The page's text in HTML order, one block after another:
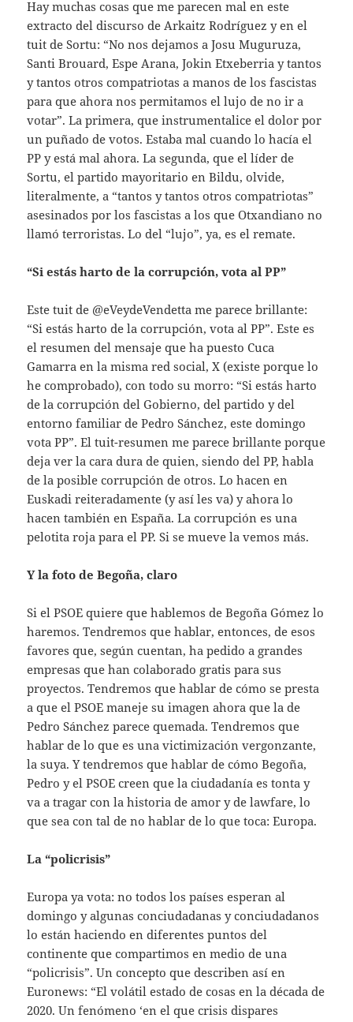
Hay muchas cosas que me parecen mal en este
extracto del discurso de Arkaitz Rodríguez y en el
tuit de Sortu: “No nos dejamos a Josu Muguruza,
Santi Brouard, Espe Arana, Jokin Etxeberria y tantos
y tantos otros compatriotas a manos de los fascistas
para que ahora nos permitamos el lujo de no ir a
votar”. La primera, que instrumentalice el dolor por
un puñado de votos. Estaba mal cuando lo hacía el
PP y está mal ahora. La segunda, que el líder de
Sortu, el partido mayoritario en Bildu, olvide,
literalmente, a “tantos y tantos otros compatriotas”
asesinados por los fascistas a los que Otxandiano no
llamó terroristas. Lo del “lujo”, ya, es el remate.
“Si estás harto de la corrupción, vota al PP”
Este tuit de @eVeydeVendetta me parece brillante:
“Si estás harto de la corrupción, vota al PP”. Este es
el resumen del mensaje que ha puesto Cuca
Gamarra en la misma red social, X (existe porque lo
he comprobado), con todo su morro: “Si estás harto
de la corrupción del Gobierno, del partido y del
entorno familiar de Pedro Sánchez, este domingo
vota PP”. El tuit-resumen me parece brillante porque
deja ver la cara dura de quien, siendo del PP, habla
de la posible corrupción de otros. Lo hacen en
Euskadi reiteradamente (y así les va) y ahora lo
hacen también en España. La corrupción es una
pelotita roja para el PP. Si se mueve la vemos más.
Y la foto de Begoña, claro
Si el PSOE quiere que hablemos de Begoña Gómez lo
haremos. Tendremos que hablar, entonces, de esos
favores que, según cuentan, ha pedido a grandes
empresas que han colaborado gratis para sus
proyectos. Tendremos que hablar de cómo se presta
a que el PSOE maneje su imagen ahora que la de
Pedro Sánchez parece quemada. Tendremos que
hablar de lo que es una victimización vergonzante,
la suya. Y tendremos que hablar de cómo Begoña,
Pedro y el PSOE creen que la ciudadanía es tonta y
va a tragar con la historia de amor y de lawfare, lo
que sea con tal de no hablar de lo que toca: Europa.
La “policrisis”
Europa ya vota: no todos los países esperan al
domingo y algunas conciudadanas y conciudadanos
lo están haciendo en diferentes puntos del
continente que compartimos en medio de una
“policrisis”. Un concepto que describen así en
Euronews: “El volátil estado de cosas en la década de
2020. Un fenómeno ‘en el que crisis dispares